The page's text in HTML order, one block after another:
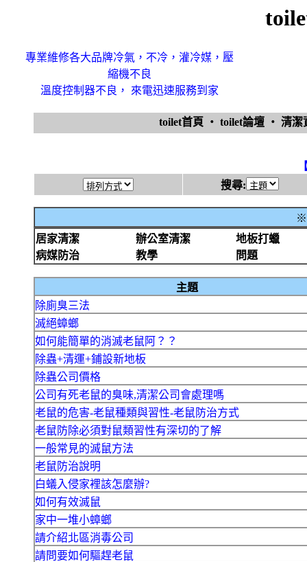
專業維修各大品牌冷氣，不冷，灌冷媒，壓
縮機不良
溫度控制器不良， 來電迅速服務到家
toilet首頁 ‧ toilet論壇 ‧ 清
搜尋:
※
居家清潔
辦公室清潔
地板打蠟
病媒防治
教學 問題
主題
除廁臭三法
滅絕蟑螂
如何能簡單的消滅老鼠阿？？
除蟲+清運+鋪設新地板
除蟲公司價格
公司有死老鼠的臭味,清潔公司會處理嗎
老鼠的危害-老鼠種類與習性-老鼠防治方式
老鼠防除必須對鼠類習性有深切的了解
一般常見的滅鼠方法
老鼠防治說明
白蟻入侵家裡該怎麼辦?
如何有效滅鼠
家中一堆小蟑螂
請介紹北區消毒公司
請問要如何驅趕老鼠